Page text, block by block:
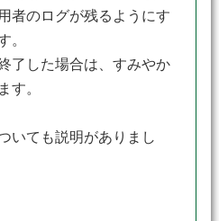
者のログが残るようにす
。
了した場合は、すみやか
す。
いても説明がありまし